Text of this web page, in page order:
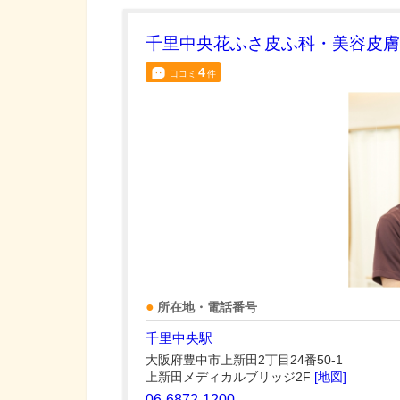
千里中央花ふさ皮ふ科・美容皮
口コミ 4件
所在地・電話番号
千里中央駅
大阪府豊中市上新田2丁目24番50-1
上新田メディカルブリッジ2F [地図]